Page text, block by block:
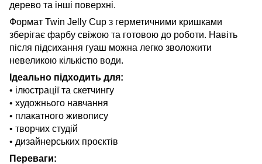
дерево та інші поверхні.
Формат Twin Jelly Cup з герметичними кришками
зберігає фарбу свіжою та готовою до роботи. Навіть
після підсихання гуаш можна легко зволожити
невеликою кількістю води.
Ідеально підходить для:
• ілюстрації та скетчингу
• художнього навчання
• плакатного живопису
• творчих студій
• дизайнерських проєктів
Переваги: